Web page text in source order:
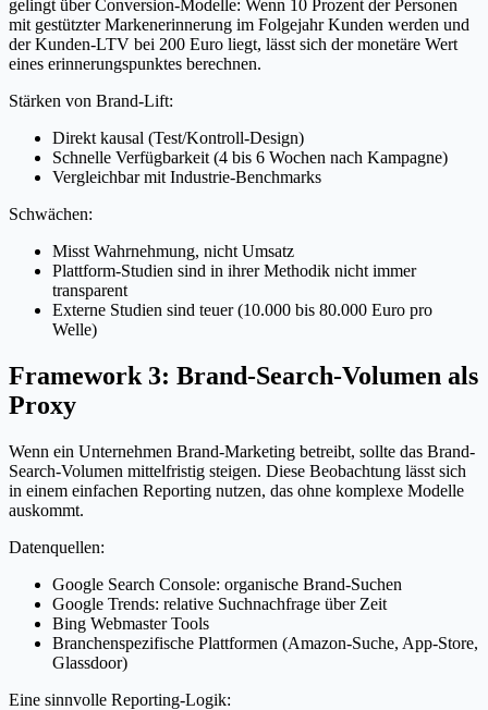
gelingt über Conversion-Modelle: Wenn 10 Prozent der Personen
mit gestützter Markenerinnerung im Folgejahr Kunden werden und
der Kunden-LTV bei 200 Euro liegt, lässt sich der monetäre Wert
eines erinnerungspunktes berechnen.
Stärken von Brand-Lift:
Direkt kausal (Test/Kontroll-Design)
Schnelle Verfügbarkeit (4 bis 6 Wochen nach Kampagne)
Vergleichbar mit Industrie-Benchmarks
Schwächen:
Misst Wahrnehmung, nicht Umsatz
Plattform-Studien sind in ihrer Methodik nicht immer
transparent
Externe Studien sind teuer (10.000 bis 80.000 Euro pro
Welle)
Framework 3: Brand-Search-Volumen als
Proxy
Wenn ein Unternehmen Brand-Marketing betreibt, sollte das Brand-
Search-Volumen mittelfristig steigen. Diese Beobachtung lässt sich
in einem einfachen Reporting nutzen, das ohne komplexe Modelle
auskommt.
Datenquellen:
Google Search Console: organische Brand-Suchen
Google Trends: relative Suchnachfrage über Zeit
Bing Webmaster Tools
Branchenspezifische Plattformen (Amazon-Suche, App-Store,
Glassdoor)
Eine sinnvolle Reporting-Logik: